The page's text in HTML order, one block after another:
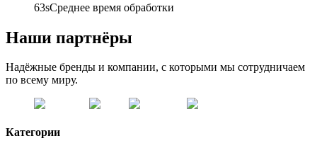
63sСреднее время обработки
Наши партнёры
Надёжные бренды и компании, с которыми мы сотрудничаем
по всему миру.
Категории